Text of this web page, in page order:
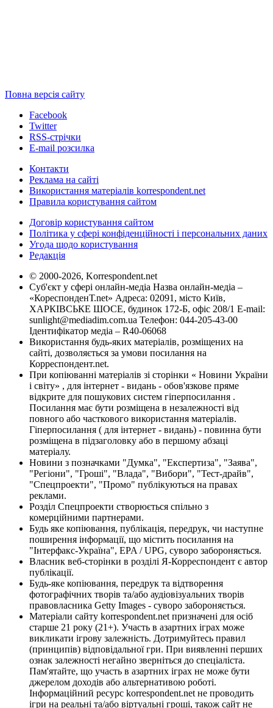
Повна версія сайту
Facebook
Twitter
RSS-стрічки
E-mail розсилка
Контакти
Реклама на сайті
Використання матеріалів korrespondent.net
Правила користування сайтом
Договір користування сайтом
Політика у сфері конфіденційності і персональних даних
Угода щодо користування
Редакція
© 2000-2026, Korrespondent.net
Суб'єкт у сфері онлайн-медіа Назва онлайн-медіа –
«КореспонденТ.net» Адреса: 02091, місто Київ,
ХАРКІВСЬКЕ ШОСЕ, будинок 172-Б, офіс 208/1 E-mail:
sunlight@mediadim.com.ua Телефон: 044-205-43-00
Ідентифікатор медіа – R40-06068
Використання будь-яких матеріалів, розміщених на
сайті, дозволяється за умови посилання на
Корреспондент.net.
При копіюванні матеріалів зі сторінки « Новини України
і світу» , для інтернет - видань - обов'язкове пряме
відкрите для пошукових систем гіперпосилання .
Посилання має бути розміщена в незалежності від
повного або часткового використання матеріалів.
Гіперпосилання ( для інтернет - видань) - повинна бути
розміщена в підзаголовку або в першому абзаці
матеріалу.
Новини з позначками "Думка", "Експертиза", "Заява",
"Регіони", "Гроші", "Влада", "Вибори", "Тест-драйв",
"Спецпроекти", "Промо" публікуються на правах
реклами.
Розділ Спецпроекти створюється спільно з
комерційними партнерами.
Будь яке копіювання, публікація, передрук, чи наступне
поширення інформації, що містить посилання на
"Інтерфакс-Україна", EPA / UPG, суворо забороняється.
Власник веб-сторінки в розділі Я-Корреспондент є автор
публікації.
Будь-яке копіювання, передрук та відтворення
фотографічних творів та/або аудіовізуальних творів
правовласника Getty Images - суворо забороняється.
Матеріали сайту korrespondent.net призначені для осіб
старше 21 року (21+). Участь в азартних іграх може
викликати ігрову залежність. Дотримуйтесь правил
(принципів) відповідальної гри. При виявленні перших
ознак залежності негайно зверніться до спеціаліста.
Пам'ятайте, що участь в азартних іграх не може бути
джерелом доходів або альтернативою роботі.
Інформаційний ресурс korrespondent.net не проводить
ігри на реальні та/або віртуальні гроші, також сайт не